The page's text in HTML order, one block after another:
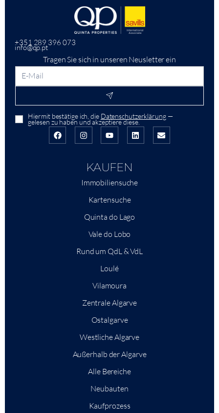
+351 289 396 073
info@qp.pt
Tragen Sie sich in unseren Neusletter ein
Hiermit bestätige ich, die Datenschutzerklärung—
gelesen zu haben und akzeptiere diese.
KAUFEN
Immobiliensuche
Kartensuche
Quinta do Lago
Vale do Lobo
Rund um QdL & VdL
Loulé
Vilamoura
Zentrale Algarve
Ostalgarve
Westliche Algarve
Außerhalb der Algarve
Alle Bereiche
Neubauten
Kaufprozess